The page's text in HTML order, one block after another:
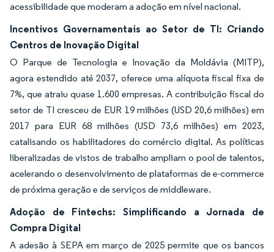
acessibilidade que moderam a adoção em nível nacional.
Incentivos Governamentais ao Setor de TI: Criando
Centros de Inovação Digital
O Parque de Tecnologia e Inovação da Moldávia (MITP),
agora estendido até 2037, oferece uma alíquota fiscal fixa de
7%, que atraiu quase 1.600 empresas. A contribuição fiscal do
setor de TI cresceu de EUR 19 milhões (USD 20,6 milhões) em
2017 para EUR 68 milhões (USD 73,6 milhões) em 2023,
catalisando os habilitadores do comércio digital. As políticas
liberalizadas de vistos de trabalho ampliam o pool de talentos,
acelerando o desenvolvimento de plataformas de e-commerce
de próxima geração e de serviços de middleware.
Adoção de Fintechs: Simplificando a Jornada de
Compra Digital
A adesão à SEPA em março de 2025 permite que os bancos